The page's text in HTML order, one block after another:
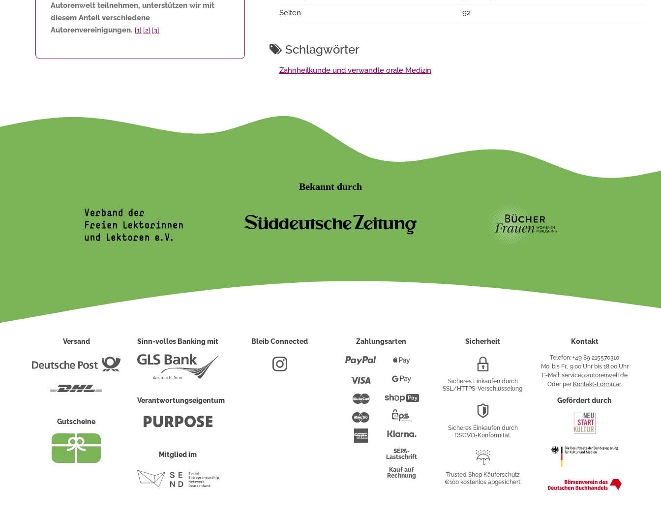
Autorenwelt teilnehmen, unterstützen wir mit
diesem Anteil verschiedene
Autorenvereinigungen. [1] [2] [3]
Seiten
92
Schlagwörter
Zahnheilkunde und verwandte orale Medizin
Bekannt durch
Versand
Deutsche
Gutscheine
Sinn-volles Banking mit
Verantwortungseigentum
Mitglied im
Bleib Connected Zahlungsarten
Paypal
Mastercard
Maestro
American
Express
Pay
PayShopify
Überweisung
SEPA-
Lastschrift
Kauf auf
Rechnung
Sicherheit
Verschlüsselung
Sicheres Einkaufen durch
SSL/HTTPS-Verschlüsselung.
Sicheres Einkaufen durch
DSGVO-Konformität.
Käuferschutz
Trusted Shop Käuferschutz
€100 kostenlos abgesichert.
Kontakt
Telefon: +49 89 215570310
Mo. bis Fr., 9:00 Uhr bis 18:00 Uhr
E-Mail: service@autorenwelt.de
Oder per Kontakt-Formular.
Gefördert durch